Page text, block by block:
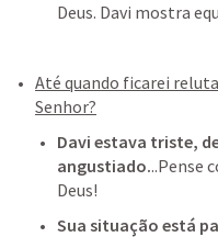
Deus. Davi mostra
Até quando ficarei
Senhor?
Davi estava triste,
angustiado...Pense
Deus!
Sua situação está